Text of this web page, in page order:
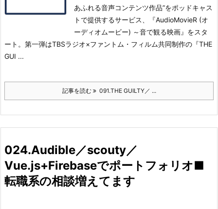
あふれる音声コンテンツ作品”をポッドキャス
トで提供するサービス、『AudioMovieR (オ
ーディオムービー) ～音で観る映画』をスタ
ート。 第一弾はTBSラジオ×ファントム・フィルム共同制作の『THE
GUI ...
記事を読む 091.THE GUILTY／ ...
024.Audible／scouty／
Vue.js+Firebaseでポートフォリオ■
転職系の相談増えてます